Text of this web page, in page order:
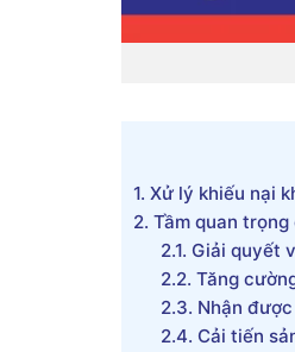
1. Xử lý khiếu nại
2. Tầm quan
2.1. Giải quyết
2.2. Tăng
2.3. Nhận
2.4. Cải tiến